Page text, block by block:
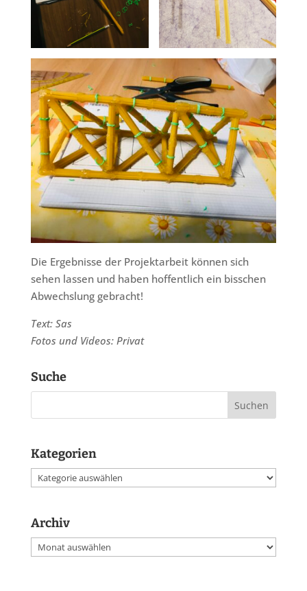
Die Ergebnisse der Projektarbeit können sich
sehen lassen und haben hoffentlich ein bisschen
Abwechslung gebracht!
Text: Sas
Fotos und Videos: Privat
Suche
Kategorien
Kategorien
Archiv
Archiv